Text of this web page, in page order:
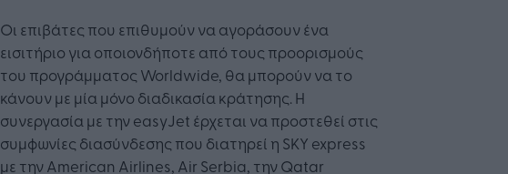
Οι επιβάτες που επιθυμούν να αγοράσουν ένα
εισιτήριο για οποιονδήποτε από τους προορισμούς
του προγράμματος Worldwide, θα μπορούν να το
κάνουν με μία μόνο διαδικασία κράτησης. Η
συνεργασία με την easyJet έρχεται να προστεθεί στις
συμφωνίες διασύνδεσης που διατηρεί η SKY express
με την American Airlines, Air Serbia, την Qatar